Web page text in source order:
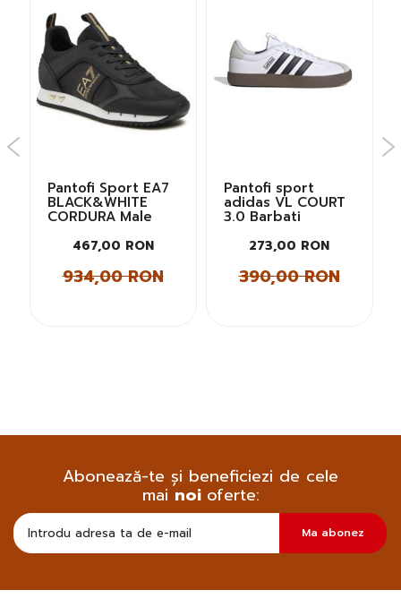
Pantofi Sport EA7
BLACK&WHITE
CORDURA Male
467,00 RON
934,00 RON
Pantofi sport
adidas VL COURT
3.0 Barbati
273,00 RON
390,00 RON
Abonează-te și beneficiezi de cele
mai noi oferte:
sa
primesc
informatii
Ma abonez